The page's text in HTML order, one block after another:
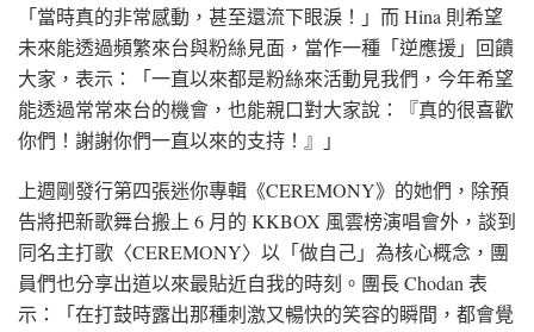
「當時真的非常感動，甚至還流下眼淚！」而 Hina 則希望
未來能透過頻繁來台與粉絲見面，當作一種「逆應援」回饋
大家，表示：「一直以來都是粉絲來活動見我們，今年希望
能透過常常來台的機會，也能親口對大家說：『真的很喜歡
你們！謝謝你們一直以來的支持！』」
上週剛發行第四張迷你專輯《CEREMONY》的她們，除預
告將把新歌舞台搬上 6 月的 KKBOX 風雲榜演唱會外，談到
同名主打歌〈CEREMONY〉以「做自己」為核心概念，團
員們也分享出道以來最貼近自我的時刻。團長 Chodan 表
示：「在打鼓時露出那種刺激又暢快的笑容的瞬間，都會覺